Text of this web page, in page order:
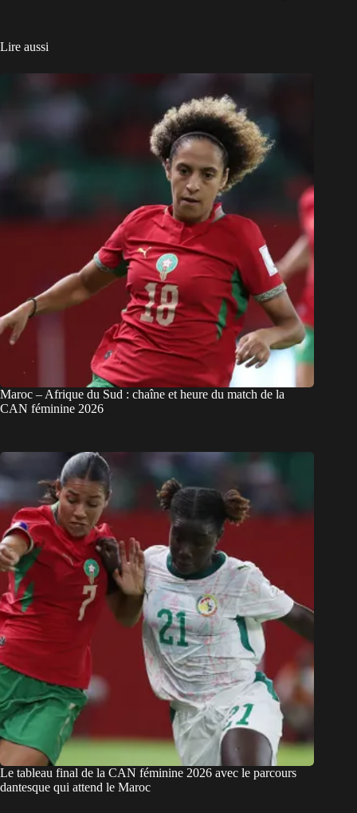
Lire aussi
Maroc – Afrique du Sud : chaîne et heure du match de la
CAN féminine 2026
Le tableau final de la CAN féminine 2026 avec le parcours
dantesque qui attend le Maroc